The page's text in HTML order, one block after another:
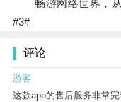
畅游网络世界，从
#3#
评论
游客
这款app的售后服务非常